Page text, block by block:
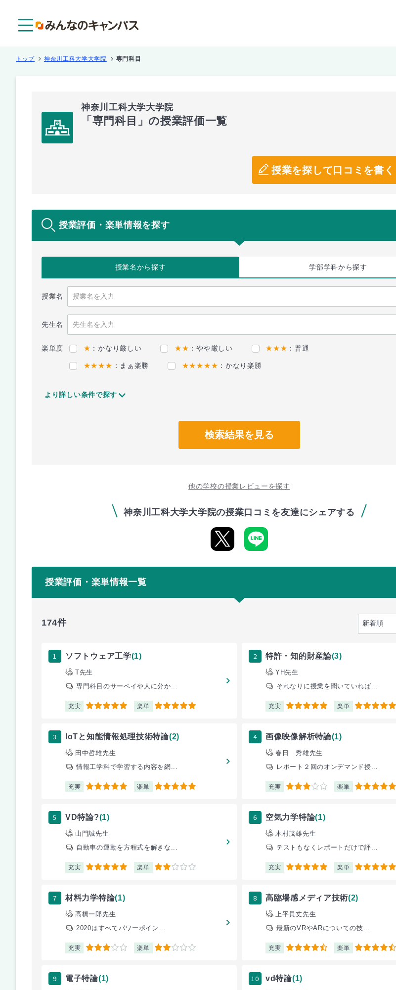
トップ 神奈川工科大学大学院 専門科目
神奈川工科大学大学院
「専門科目」の授業評価一覧
授業を探して口コミを書く
授業評価・楽単情報を探す
授業名から探す 学部学科から探す
授業名
先生名
楽単度 ★ ：かなり厳しい ★★ ：やや厳しい ★★★ ：普通
★★★★ ：まぁ楽勝 ★★★★★ ：かなり楽勝
より詳しい条件で探す
検索結果を見る
他の学校の授業レビューを探す
神奈川工科大学大学院の授業口コミを友達にシェアする
授業評価・楽単情報一覧
174件
1 ソフトウェア工学(1)
T先生
専門科目のサーベイや人に分か...
充実 5 楽単 5
2 特許・知的財産論(3)
YH先生
それなりに授業を聞いていれば...
充実 5 楽単 5
3 IoTと知能情報処理技術特論(2)
田中哲雄先生
情報工学科で学習する内容を網...
充実 5 楽単 5
4 画像映像解析特論(1)
春日 秀雄先生
レポート２回のオンデマンド授...
充実 3 楽単 5
5 VD特論?(1)
山門誠先生
自動車の運動を方程式を解きな...
充実 5 楽単 2
6 空気力学特論(1)
木村茂雄先生
テストもなくレポートだけで評...
充実 5 楽単 5
7 材料力学特論(1)
高橋一郎先生
2020はすべてパワーポイン...
充実 3 楽単 2
8 高臨場感メディア技術(2)
上平員丈先生
最新のVRやARについての技...
充実 4.5 楽単 4.5
9 電子特論(1) 10 vd特論(1)